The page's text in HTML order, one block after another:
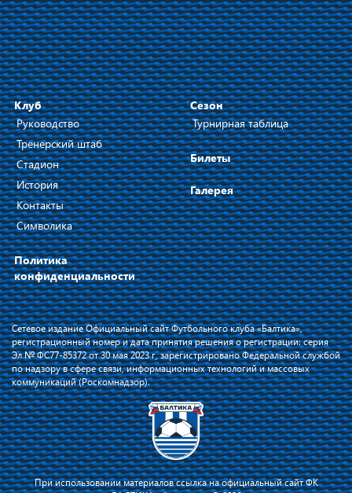
Клуб
Руководство
Тренерский штаб
Стадион
История
Контакты
Символика
Политика
конфиденциальности
Сезон
Турнирная таблица
Билеты
Галерея
Сетевое издание Официальный сайт Футбольного клуба «Балтика»,
регистрационный номер и дата принятия решения о регистрации: серия
Эл № ФС77-85372 от 30 мая 2023 г, зарегистрировано Федеральной службой
по надзору в сфере связи, информационных технологий и массовых
коммуникаций (Роскомнадзор).
При использовании материалов ссылка на официальный сайт ФК